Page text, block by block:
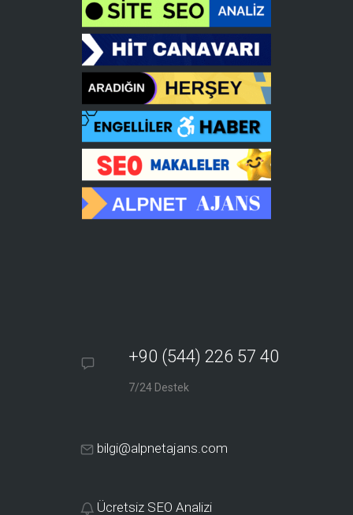
+90 (544) 226 57 40
7/24 Destek
bilgi@alpnetajans.com
Ücretsiz SEO Analizi